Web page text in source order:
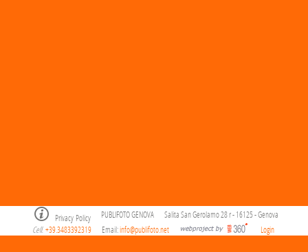
Privacy Policy PUBLIFOTO GENOVA
Salita San Gerolamo 28 r - 16125 - Genova
Cell. +39.3483392319 Email:info@publifoto.net Login